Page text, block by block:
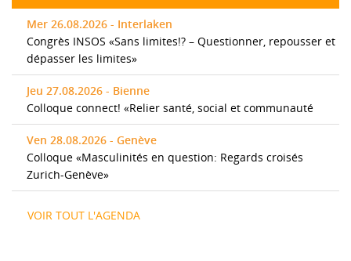
Mer 26.08.2026 - Interlaken
Congrès INSOS «Sans limites!? – Questionner, repousser et
dépasser les limites»
Jeu 27.08.2026 - Bienne
Colloque connect! «Relier santé, social et communauté
Ven 28.08.2026 - Genève
Colloque «Masculinités en question: Regards croisés
Zurich-Genève»
VOIR TOUT L'AGENDA